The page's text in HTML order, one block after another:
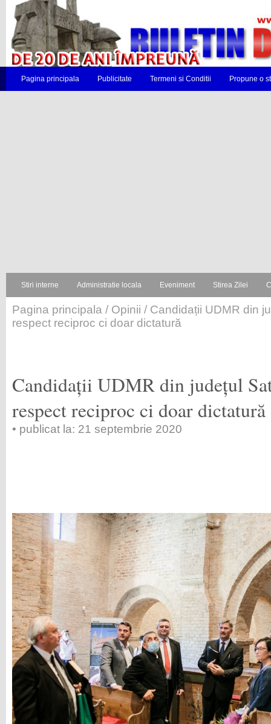
Pagina principala Publicitate Termeni si Conditii Propune o
Stiri interne Administratie locala Eveniment Stirea Zilei
Pagina principala / Opinii / Candidații UDMR din
respect reciproc ci doar dictatură
Candidații UDMR din județul
respect reciproc ci doar dictatură
• publicat la: 21 septembrie 2020